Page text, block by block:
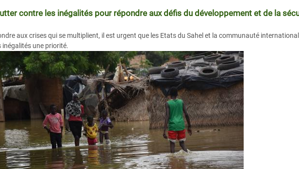
contre les inégalités pour répondre aux défis du développement et de la
aux crises qui se multiplient, il est urgent que les Etats du Sahel et la communauté
inégalités une priorité.